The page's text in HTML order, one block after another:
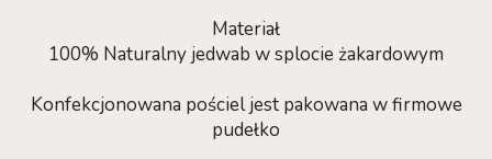
Materiał
100% Naturalny jedwab w splocie żakardowym
Konfekcjonowana pościel jest pakowana w firmowe
pudełko